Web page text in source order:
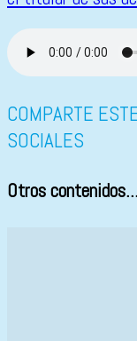
COMPARTE
SOCIALES
Otros contenidos...